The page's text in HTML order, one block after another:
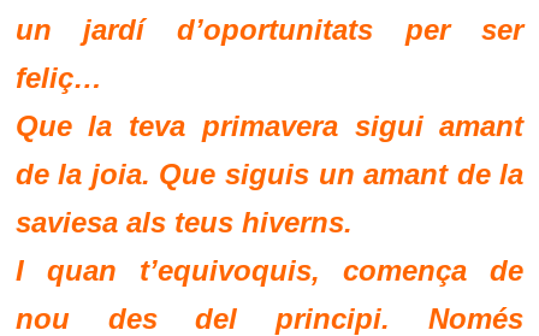
un jardí d’oportunitats per ser
feliç…
Que la teva primavera sigui amant
de la joia. Que siguis un amant de la
saviesa als teus hiverns.
I quan t’equivoquis, comença de
nou des del principi. Només